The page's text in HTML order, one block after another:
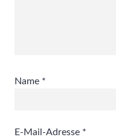
Name *
E-Mail-Adresse *